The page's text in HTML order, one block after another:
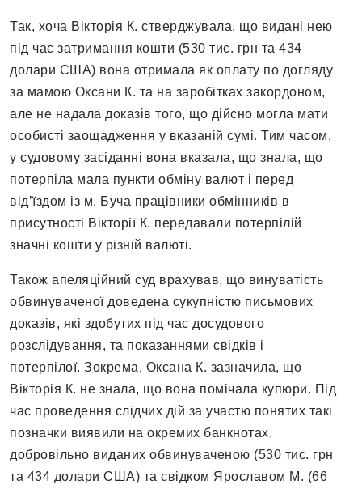
Так, хоча Вікторія К. стверджувала, що видані нею
під час затримання кошти (530 тис. грн та 434
долари США) вона отримала як оплату по догляду
за мамою Оксани К. та на заробітках закордоном,
але не надала доказів того, що дійсно могла мати
особисті заощадження у вказаній сумі. Тим часом,
у судовому засіданні вона вказала, що знала, що
потерпіла мала пункти обміну валют і перед
від’їздом із м. Буча працівники обмінників в
присутності Вікторії К. передавали потерпілій
значні кошти у різній валюті.
Також апеляційний суд врахував, що винуватість
обвинуваченої доведена сукупністю письмових
доказів, які здобутих під час досудового
розслідування, та показаннями свідків і
потерпілої. Зокрема, Оксана К. зазначила, що
Вікторія К. не знала, що вона помічала купюри. Під
час проведення слідчих дій за участю понятих такі
позначки виявили на окремих банкнотах,
добровільно виданих обвинуваченою (530 тис. грн
та 434 долари США) та свідком Ярославом М. (66